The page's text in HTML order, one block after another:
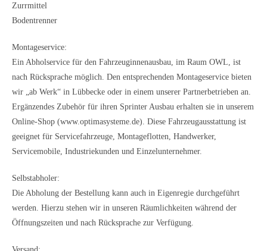
Zurrmittel
Bodentrenner
Montageservice:
Ein Abholservice für den Fahrzeuginnenausbau, im Raum OWL, ist
nach Rücksprache möglich. Den entsprechenden Montageservice bieten
wir „ab Werk“ in Lübbecke oder in einem unserer Partnerbetrieben an.
Ergänzendes Zubehör für ihren Sprinter Ausbau erhalten sie in unserem
Online-Shop (www.optimasysteme.de). Diese Fahrzeugausstattung ist
geeignet für Servicefahrzeuge, Montageflotten, Handwerker,
Servicemobile, Industriekunden und Einzelunternehmer.
Selbstabholer:
Die Abholung der Bestellung kann auch in Eigenregie durchgeführt
werden. Hierzu stehen wir in unseren Räumlichkeiten während der
Öffnungszeiten und nach Rücksprache zur Verfügung.